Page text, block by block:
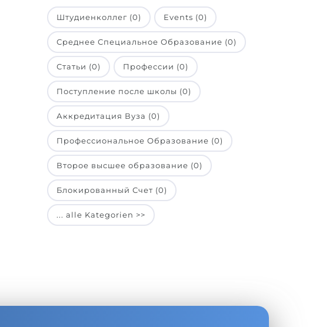
Штудиенколлег (0) Events (0)
Среднее Специальное Образование (0)
Статьи (0) Профессии (0)
Поступление после школы (0)
Аккредитация Вуза (0)
Профессиональное Образование (0)
Второе высшее образование (0)
Блокированный Счет (0)
... alle Kategorien >>